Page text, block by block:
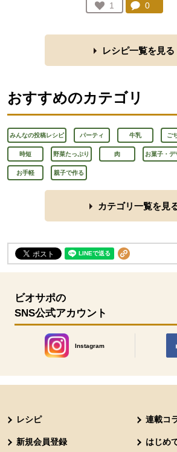
お気に入り登録：
1
人が登録
コメント
0
レシピ一覧を見る
おすすめのカテゴリ
みんなの投稿レシピ パーティ 牛乳 ご
時短 野菜たっぷり 肉 お菓子・デ
お手軽 親子で作る
カテゴリ一覧を見
ビオサポの
SNS公式アカウント
Instagram
別のウィンドウで開きます。
レシピ 連載コ
新規会員登録 はじめ